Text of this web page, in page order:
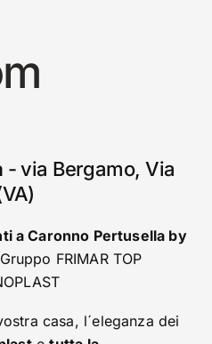
-via Bergamo, Via
a Caronno Pertusella by
FRIMAR TOP
casa, l´eleganza dei